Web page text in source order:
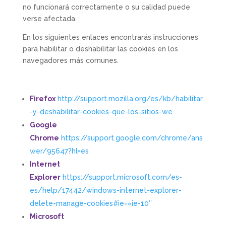
no funcionará correctamente o su calidad puede
verse afectada.
En los siguientes enlaces encontrarás instrucciones
para habilitar o deshabilitar las cookies en los
navegadores más comunes.
Firefox http://support.mozilla.org/es/kb/habilitar
-y-deshabilitar-cookies-que-los-sitios-we
Google
Chrome https://support.google.com/chrome/ans
wer/95647?hl=es
Internet
Explorer https://support.microsoft.com/es-
es/help/17442/windows-internet-explorer-
delete-manage-cookies#ie=»ie-10″
Microsoft